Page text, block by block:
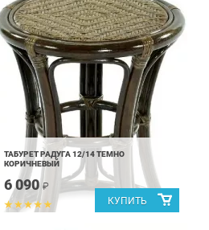
ТАБУРЕТ РАДУГА 12/14 ТЕМНО
КОРИЧНЕВЫЙ
6 090 ₽